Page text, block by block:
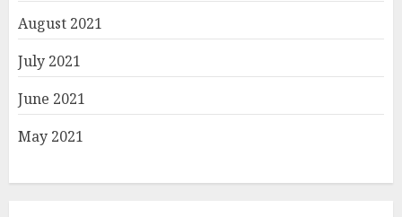
August 2021
July 2021
June 2021
May 2021